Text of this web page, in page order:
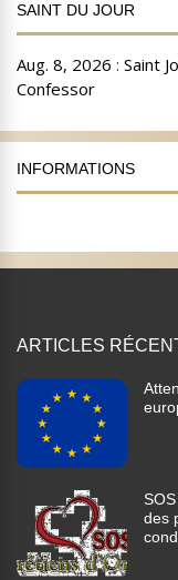
SAINT DU JOUR
INFORMATIONS
ARTICLES
des